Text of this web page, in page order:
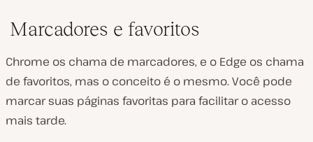
Marcadores e favoritos
Chrome os chama de marcadores, e o Edge os chama
de favoritos, mas o conceito é o mesmo. Você pode
marcar suas páginas favoritas para facilitar o acesso
mais tarde.